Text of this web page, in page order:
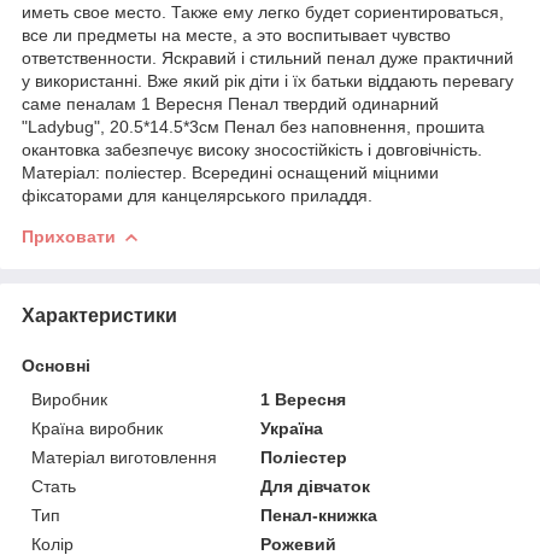
иметь свое место. Также ему легко будет сориентироваться,
все ли предметы на месте, а это воспитывает чувство
ответственности. Яскравий і стильний пенал дуже практичний
у використанні. Вже який рік діти і їх батьки віддають перевагу
саме пеналам 1 Вересня Пенал твердий одинарний
"Ladybug", 20.5*14.5*3см Пенал без наповнення, прошита
окантовка забезпечує високу зносостійкість і довговічність.
Матеріал: поліестер. Всередині оснащений міцними
фіксаторами для канцелярського приладдя.
Приховати
Характеристики
Основні
Виробник
1 Вересня
Країна виробник
Україна
Матеріал виготовлення
Поліестер
Стать
Для дівчаток
Тип
Пенал-книжка
Колір
Рожевий